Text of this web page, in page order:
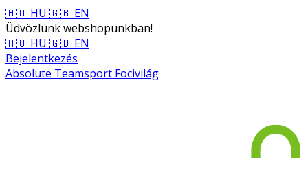
🇭🇺 HU 🇬🇧 EN
Üdvözlünk webshopunkban!
🇭🇺 HU 🇬🇧 EN
Bejelentkezés
Absolute Teamsport Focivilág